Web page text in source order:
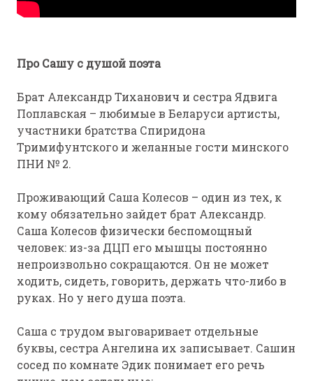
Про Сашу с душой поэта
Брат Александр Тиханович и сестра Ядвига
Поплавская – любимые в Беларуси артисты,
участники братства Спиридона
Тримифунтского и желанные гости минского
ПНИ № 2.
Проживающий Саша Колесов – один из тех, к
кому обязательно зайдет брат Александр.
Саша Колесов физически беспомощный
человек: из-за ДЦП его мышцы постоянно
непроизвольно сокращаются. Он не может
ходить, сидеть, говорить, держать что-либо в
руках. Но у него душа поэта.
Саша с трудом выговаривает отдельные
буквы, сестра Ангелина их записывает. Сашин
сосед по комнате Эдик понимает его речь